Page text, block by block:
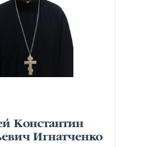
Константин
Игнатченко